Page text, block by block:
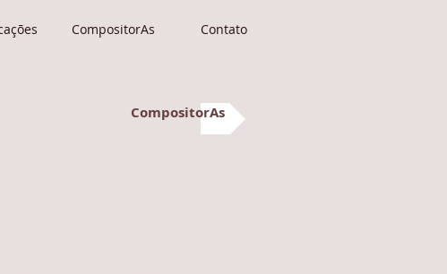
CompositorAs Contato
CompositorAs